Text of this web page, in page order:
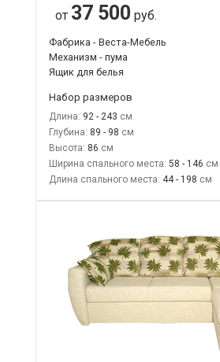
от 37 500 руб.
Фабрика - Веста-Мебель
Механизм - пума
Ящик для белья
Набор размеров
Длина: 92 - 243
Глубина: 89 - 98
Высота: 86
Ширина спального места: 58 - 146
Длина спального места: 44 - 198